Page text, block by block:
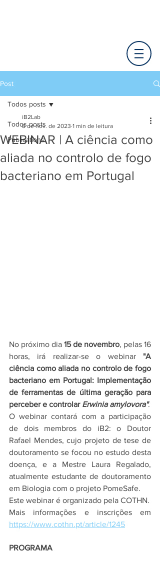
Post
Todos posts
Publications
Todos posts
WEBINAR | A ciência como
aliada no controlo de fogo
bacteriano em Portugal
iB2Lab
8 de nov. de 2023 1 min de leitura
No próximo dia 15 de novembro, pelas 16
horas, irá realizar-se o webinar "A
ciência como aliada no controlo de fogo
bacteriano em Portugal: Implementação
de ferramentas de última geração para
perceber e controlar Erwinia amylovora".
O webinar contará com a participação
de dois membros do iB2: o Doutor
Rafael Mendes, cujo projeto de tese de
doutoramento se focou no estudo desta
doença, e a Mestre Laura Regalado,
atualmente estudante de doutoramento
em Biologia com o projeto PomeSafe.
Este webinar é organizado pela COTHN.
https://www.cothn.pt/article/1245
PROGRAMA